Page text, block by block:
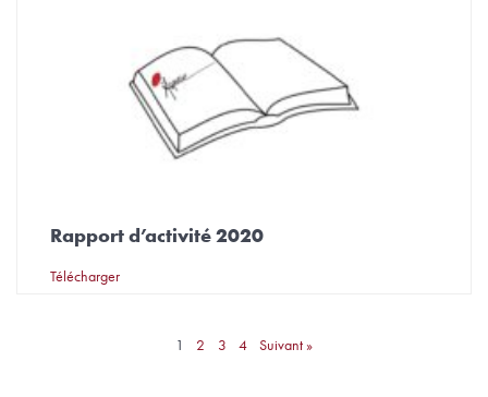
Rapport d’activité 2020
Télécharger
1 2 3 4 Suivant »